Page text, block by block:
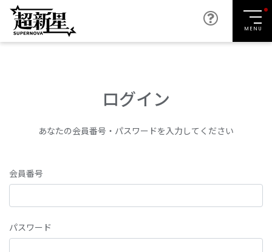
MENU
ログイン
あなたの会員番号・パスワードを入力してください
会員番号
パスワード